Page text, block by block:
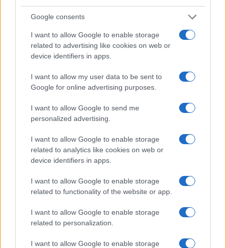
Google consents
I want to allow Google to enable storage
related to advertising like cookies on web or
device identifiers in apps.
I want to allow my user data to be sent to
Google for online advertising purposes.
I want to allow Google to send me
personalized advertising.
I want to allow Google to enable storage
related to analytics like cookies on web or
device identifiers in apps.
I want to allow Google to enable storage
related to functionality of the website or app.
I want to allow Google to enable storage
related to personalization.
I want to allow Google to enable storage
Continua a leggere
B2B NEWS
Ripensare le tecnologie umanitarie oltre i criteri dei
donatori
Martina Marchesi · 10 Lug 2026